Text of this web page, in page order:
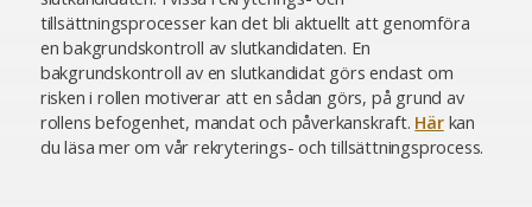
tillsättningsprocesser kan det bli aktuellt att genomföra
en bakgrundskontroll av slutkandidaten. En
bakgrundskontroll av en slutkandidat görs endast om
risken i rollen motiverar att en sådan görs, på grund av
rollens befogenhet, mandat och påverkanskraft. Härkan
du läsa mer om vår rekryterings- och tillsättningsprocess.